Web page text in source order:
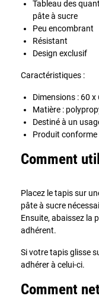
Tableau des
pâte à sucre
Peu encombrant
Résistant
Design exclusif
Caractéristiques :
Dimensions : 60 x
Matière :
Destiné à un
Produit
Comment
Placez le tapis sur
pâte à sucre
Ensuite, abaissez la
adhérent.
Si votre tapis glisse
adhérer à celui-ci.
Comment